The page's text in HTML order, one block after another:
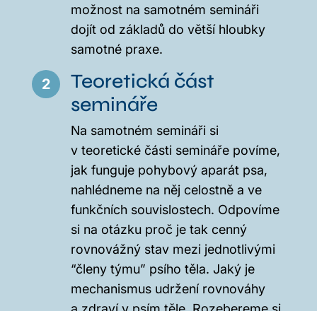
možnost na samotném semináři
dojít od základů do větší hloubky
samotné praxe.
2
Teoretická část
semináře
Na samotném semináři si
v teoretické části semináře povíme,
jak funguje pohybový aparát psa,
nahlédneme na něj celostně a ve
funkčních souvislostech. Odpovíme
si na otázku proč je tak cenný
rovnovážný stav mezi jednotlivými
“členy týmu” psího těla. Jaký je
mechanismus udržení rovnováhy